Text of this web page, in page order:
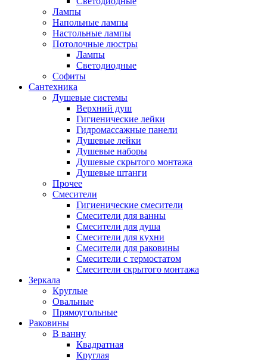
Лампы
Напольные лампы
Настольные лампы
Потолочные люстры
Лампы
Светодиодные
Софиты
Сантехника
Душевые системы
Верхний душ
Гигиенические лейки
Гидромассажные панели
Душевые лейки
Душевые наборы
Душевые скрытого монтажа
Душевые штанги
Прочее
Смесители
Гигиенические смесители
Смесители для ванны
Смесители для душа
Смесители для кухни
Смесители для раковины
Смесители с термостатом
Смесители скрытого монтажа
Зеркала
Круглые
Овальные
Прямоугольные
Раковины
В ванну
Квадратная
Круглая